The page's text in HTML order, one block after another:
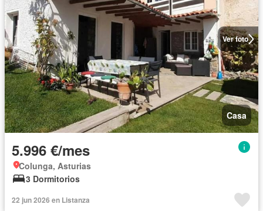
Ver foto
Casa
5.996 €/mes
Colunga, Asturias
3 Dormitorios
22 jun 2026 en Listanza